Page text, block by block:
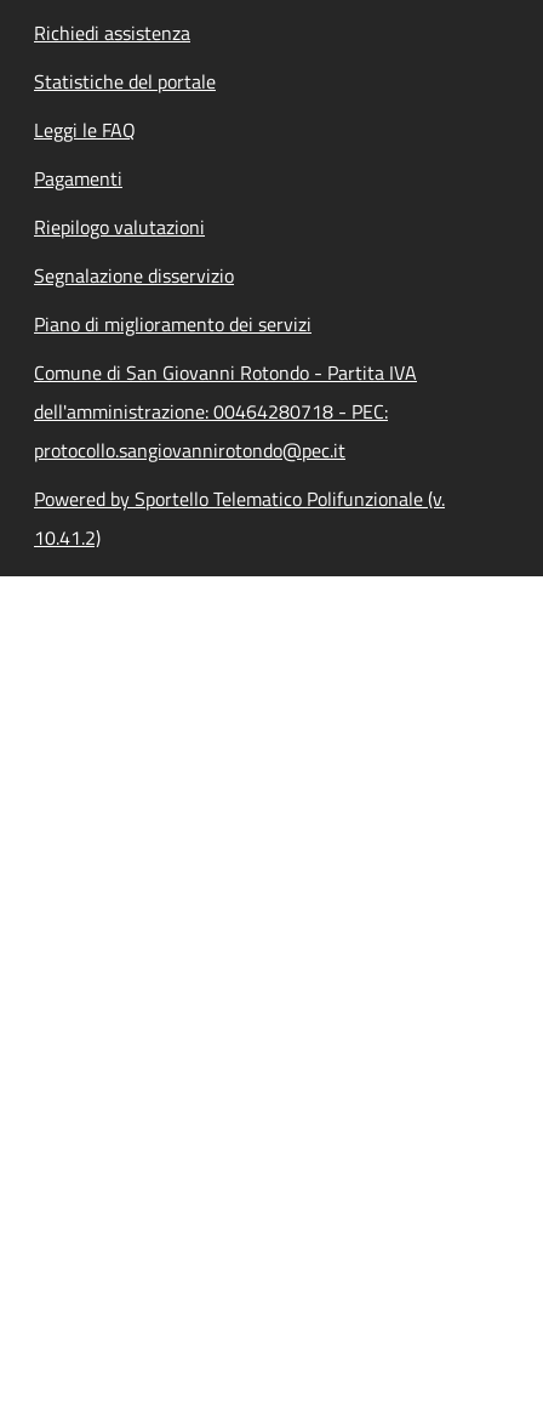
Richiedi assistenza
Statistiche del portale
Leggi le FAQ
Pagamenti
Riepilogo valutazioni
Segnalazione disservizio
Piano di miglioramento dei servizi
Comune di San Giovanni Rotondo - Partita IVA
dell'amministrazione: 00464280718 - PEC:
protocollo.sangiovannirotondo@pec.it
Powered by Sportello Telematico Polifunzionale (v.
10.41.2)